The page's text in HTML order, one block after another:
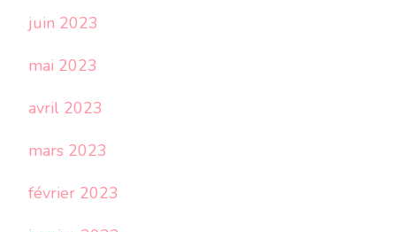
juin 2023
mai 2023
avril 2023
mars 2023
février 2023